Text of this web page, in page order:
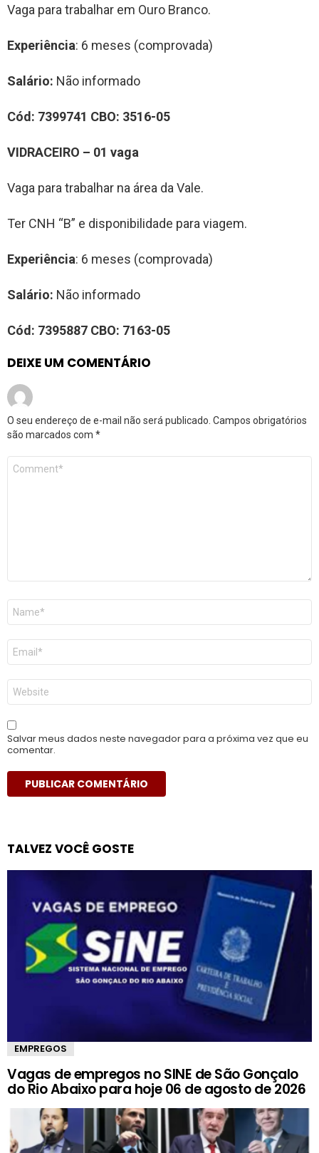
Vaga para trabalhar em Ouro Branco.
Experiência: 6 meses (comprovada)
Salário: Não informado
Cód: 7399741 CBO: 3516-05
VIDRACEIRO – 01 vaga
Vaga para trabalhar na área da Vale.
Ter CNH “B” e disponibilidade para viagem.
Experiência: 6 meses (comprovada)
Salário: Não informado
Cód: 7395887 CBO: 7163-05
DEIXE UM COMENTÁRIO
O seu endereço de e-mail não será publicado. Campos obrigatórios
são marcados com *
Comentário
Nome
E-
mail
*
Site
Salvar meus dados neste navegador para a próxima vez que eu
comentar.
TALVEZ VOCÊ GOSTE
EMPREGOS
Vagas de empregos no SINE de São Gonçalo
do Rio Abaixo para hoje 06 de agosto de 2026